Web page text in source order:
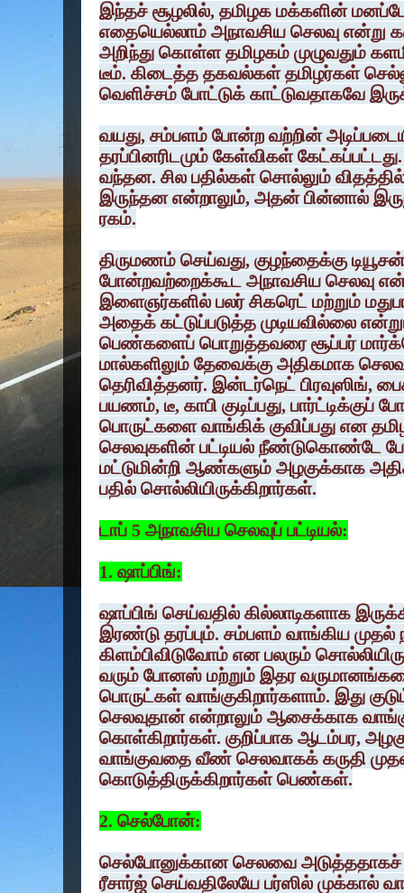
இந்தச் சூழலில், தமிழக மக்களின்
எதையெல்லாம் அநாவசிய செலவு என்று
அறிந்து கொள்ள தமிழகம் முழுவதும்
டீம். கிடைத்த தகவல்கள் தமிழர்கள்
வெளிச்சம் போட்டுக் காட்டுவதாகவே
வயது, சம்பளம் போன்ற வற்றின்
தரப்பினரிடமும் கேள்விகள்
வந்தன. சில பதில்கள் சொல்லும்
இருந்தன என்றாலும், அதன் பின்னால்
ரகம்.
திருமணம் செய்வது, குழந்தைக்கு
போன்றவற்றைக்கூட அநாவசிய செலவு என்று
இளைஞர்களில் பலர் சிகரெட் மற்றும்
அதைக் கட்டுப்படுத்த முடியவில்லை
பெண்களைப் பொறுத்தவரை சூப்பர்
மால்களிலும் தேவைக்கு அதிகமாக
தெரிவித்தனர். இன்டர்நெட் பிரவுஸிங்,
பயணம், டீ, காபி குடிப்பது, பார்ட்டிக்குப்
பொருட்களை வாங்கிக் குவிப்பது என
செலவுகளின் பட்டியல் நீண்டுகொண்டே
மட்டுமின்றி ஆண்களும் அழகுக்காக
பதில் சொல்லியிருக்கிறார்கள்.
டாப் 5 அநாவசிய செலவுப் பட்டியல்:
1. ஷாப்பிங்:
ஷாப்பிங் செய்வதில் கில்லாடிகளாக
இரண்டு தரப்பும். சம்பளம் வாங்கிய முதல்
கிளம்பிவிடுவோம் என பலரும்
வரும் போனஸ் மற்றும் இதர
பொருட்கள் வாங்குகிறார்களாம். இது
செலவுதான் என்றாலும் ஆசைக்காக
கொள்கிறார்கள். குறிப்பாக ஆடம்பர,
வாங்குவதை வீண் செலவாகக் கருதி
கொடுத்திருக்கிறார்கள் பெண்கள்.
2. செல்போன்:
செல்போனுக்கான செலவை அடுத்ததாகச்
ரீசார்ஜ் செய்வதிலேயே பர்ஸில் முக்கால்